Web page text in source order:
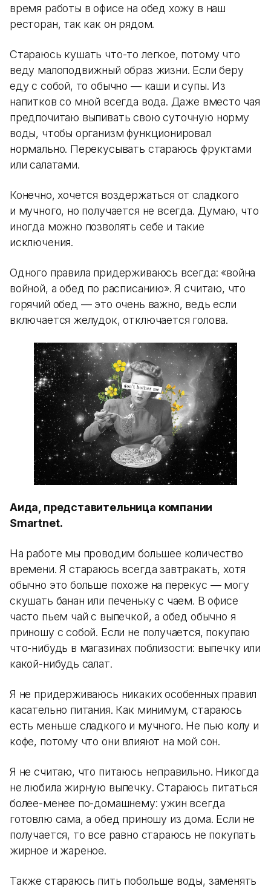
время работы в офисе на обед хожу в наш
ресторан, так как он рядом.
Стараюсь кушать что-то легкое, потому что
веду малоподвижный образ жизни. Если беру
еду с собой, то обычно — каши и супы. Из
напитков со мной всегда вода. Даже вместо чая
предпочитаю выпивать свою суточную норму
воды, чтобы организм функционировал
нормально. Перекусывать стараюсь фруктами
или салатами.
Конечно, хочется воздержаться от сладкого
и мучного, но получается не всегда. Думаю, что
иногда можно позволять себе и такие
исключения.
Одного правила придерживаюсь всегда: «война
войной, а обед по расписанию». Я считаю, что
горячий обед — это очень важно, ведь если
включается желудок, отключается голова.
Аида, представительница компании
Smartnet.
На работе мы проводим большее количество
времени. Я стараюсь всегда завтракать, хотя
обычно это больше похоже на перекус — могу
скушать банан или печеньку с чаем. В офисе
часто пьем чай с выпечкой, а обед обычно я
приношу с собой. Если не получается, покупаю
что-нибудь в магазинах поблизости: выпечку или
какой-нибудь салат.
Я не придерживаюсь никаких особенных правил
касательно питания. Как минимум, стараюсь
есть меньше сладкого и мучного. Не пью колу и
кофе, потому что они влияют на мой сон.
Я не считаю, что питаюсь неправильно. Никогда
не любила жирную выпечку. Стараюсь питаться
более-менее по-домашнему: ужин всегда
готовлю сама, а обед приношу из дома. Если не
получается, то все равно стараюсь не покупать
жирное и жареное.
Также стараюсь пить побольше воды, заменять